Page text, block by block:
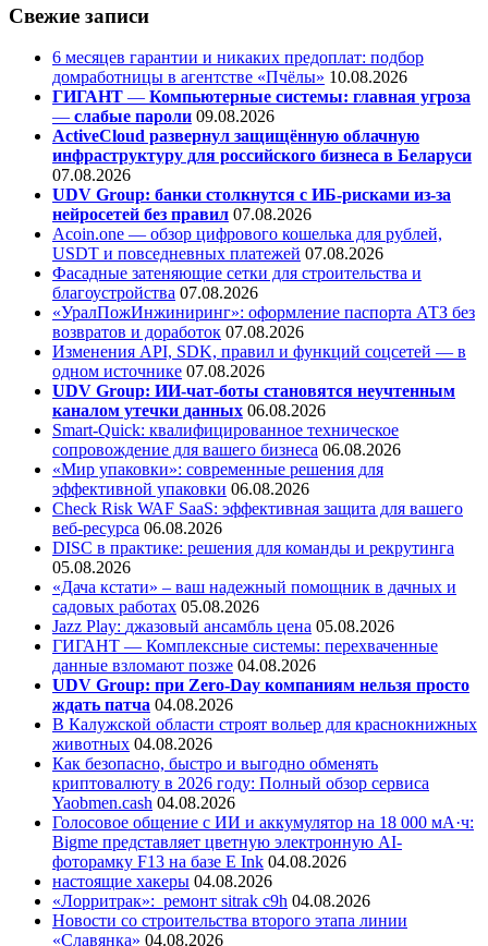
Свежие записи
6 месяцев гарантии и никаких предоплат: подбор
домработницы в агентстве «Пчёлы» 10.08.2026
ГИГАНТ — Компьютерные системы: главная угроза
— слабые пароли 09.08.2026
ActiveCloud развернул защищённую облачную
инфраструктуру для российского бизнеса в Беларуси
07.08.2026
UDV Group: банки столкнутся с ИБ-рисками из-за
нейросетей без правил 07.08.2026
Acoin.one — обзор цифрового кошелька для рублей,
USDT и повседневных платежей 07.08.2026
Фасадные затеняющие сетки для строительства и
благоустройства 07.08.2026
«УралПожИнжиниринг»: оформление паспорта АТЗ без
возвратов и доработок 07.08.2026
Изменения API, SDK, правил и функций соцсетей — в
одном источнике 07.08.2026
UDV Group: ИИ-чат-боты становятся неучтенным
каналом утечки данных 06.08.2026
Smart-Quick: квалифицированное техническое
сопровождение для вашего бизнеса 06.08.2026
«Мир упаковки»: современные решения для
эффективной упаковки 06.08.2026
Check Risk WAF SaaS: эффективная защита для вашего
веб-ресурса 06.08.2026
DISC в практике: решения для команды и рекрутинга
05.08.2026
«Дача кстати» – ваш надежный помощник в дачных и
садовых работах 05.08.2026
Jazz Play: джазовый ансамбль цена 05.08.2026
ГИГАНТ — Комплексные системы: перехваченные
данные взломают позже 04.08.2026
UDV Group: при Zero-Day компаниям нельзя просто
ждать патча 04.08.2026
В Калужской области строят вольер для краснокнижных
животных 04.08.2026
Как безопасно, быстро и выгодно обменять
криптовалюту в 2026 году: Полный обзор сервиса
Yaobmen.cash 04.08.2026
Голосовое общение с ИИ и аккумулятор на 18 000 мА·ч:
Bigme представляет цветную электронную AI-
фоторамку F13 на базе E Ink 04.08.2026
настоящие хакеры 04.08.2026
«Лорритрак»: ремонт sitrak c9h 04.08.2026
Новости со строительства второго этапа линии
«Славянка» 04.08.2026